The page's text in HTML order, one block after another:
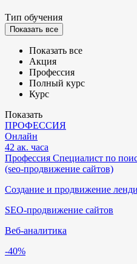
Тип обучения
Показать все
Показать все
Акция
Профессия
Полный курс
Курс
Показать
ПРОФЕССИЯ
Онлайн
42 ак. часа
Профессия Специалист по
(seo-продвижение сайтов)
Создание и продвижение
SEO-продвижение сайтов
Веб-аналитика
-40%